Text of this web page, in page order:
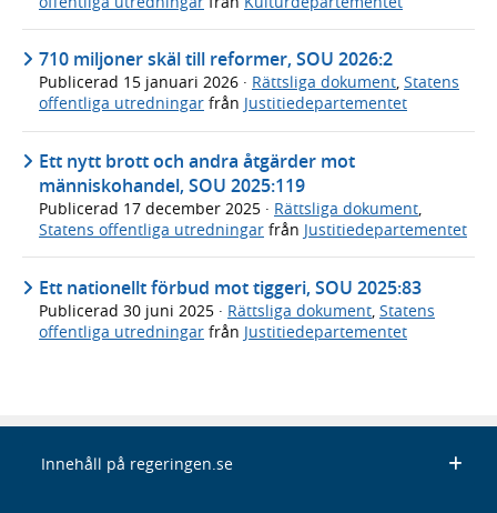
710 miljoner skäl till reformer, SOU 2026:2
Publicerad 15 januari 2026 · Rättsliga dokument, Statens
offentliga utredningar från Justitiedepartementet
Ett nytt brott och andra åtgärder mot
människohandel, SOU 2025:119
Publicerad 17 december 2025 · Rättsliga dokument,
Statens offentliga utredningar från Justitiedepartementet
Ett nationellt förbud mot tiggeri, SOU 2025:83
Publicerad 30 juni 2025 · Rättsliga dokument Statens
offentliga utredningar från Justitiedepartementet
Innehåll på regeringen.se